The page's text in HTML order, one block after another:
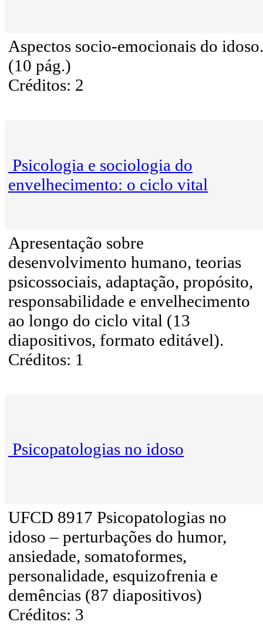
Aspectos socio-emocionais do idoso.
(10 pág.)
Créditos: 2
Psicologia e sociologia do
envelhecimento: o ciclo vital
Apresentação sobre
desenvolvimento humano, teorias
psicossociais, adaptação, propósito,
responsabilidade e envelhecimento
ao longo do ciclo vital (13
diapositivos, formato editável).
Créditos: 1
Psicopatologias no idoso
UFCD 8917 Psicopatologias no
idoso – perturbações do humor,
ansiedade, somatoformes,
personalidade, esquizofrenia e
demências (87 diapositivos)
Créditos: 3